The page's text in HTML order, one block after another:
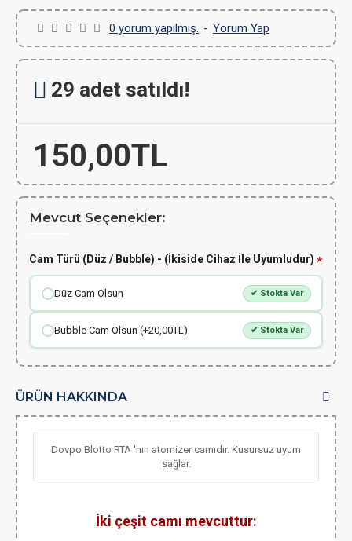
0 yorum yapılmış. - Yorum Yap
150,00TL
29 adet satıldı!
Mevcut Seçenekler:
Cam Türü (Düz / Bubble) - (İkiside Cihaz İle Uyumludur)
Düz Cam Olsun ✔ Stokta Var
Bubble Cam Olsun (+20,00TL) ✔ Stokta Var
ÜRÜN HAKKINDA
Dovpo Blotto RTA 'nın atomizer camıdır. Kusursuz uyum
sağlar.
İki çeşit camı mevcuttur: